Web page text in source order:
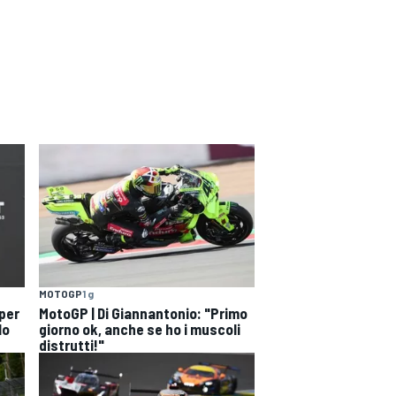
MOTOGP1 g
MotoGP | Di Giannantonio: "Primo
giorno ok, anche se ho i muscoli
distrutti!"